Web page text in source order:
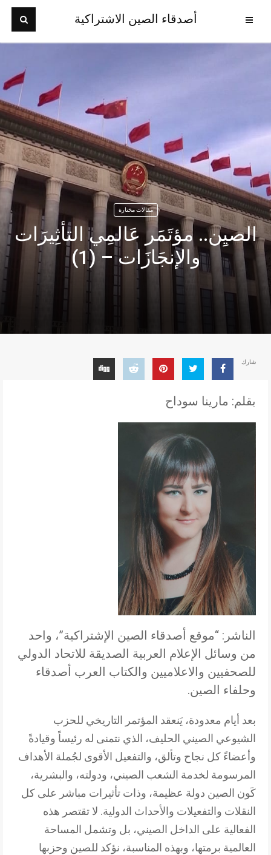
أصدقاء الصين الاشتراكية
مقالات مختارة
الصيِن.. مؤتَمَر عَالمِي التأثِيرَات
والإنجَازَات – (1)
شارك
بقلم: مارينا سوداح
الناشر: “موقع أصدقاء الصين الإشتراكية”، واحد
من وسائل الإعلام العربية الصديقة للاتحاد الدولي
للصحفيين والاعلاميين والكتاب العرب أصدقاء
وحلفاء الصين.
بعد أيام معدودة، يَنعقد المؤتمر التاريخي للحزب
الشيوعي الصيني الحليف، الذي نتمنى له رئيساً وقيادةً
وأعضاءً كل نجاح وتألق، والتفعيل الأقوى لجُملة الأهداف
المرسومة لخدمة الشعب الصيني، ودولته، والبشرية،
كَون الصين دولة عظيمة، وذات تأثيرات مباشر على كل
النقلات والتفعيلات والأحداث الدولية. لا تقتصر هذه
الفعالية على الداخل الصيني، بل وتشمل المساحة
العالمية برمتها، وبهذه المناسبة، نؤكد للصين وحزبها